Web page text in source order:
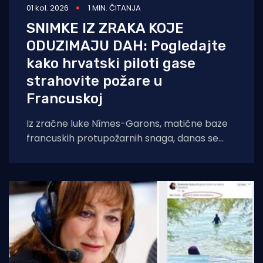
01 kol. 2026 1 MIN. ČITANJA
SNIMKE IZ ZRAKA KOJE
ODUZIMAJU DAH: Pogledajte
kako hrvatski piloti gase
strahovite požare u
Francuskoj
Iz zračne luke Nîmes-Garons, matične baze
francuskih protupožarnih snaga, danas se